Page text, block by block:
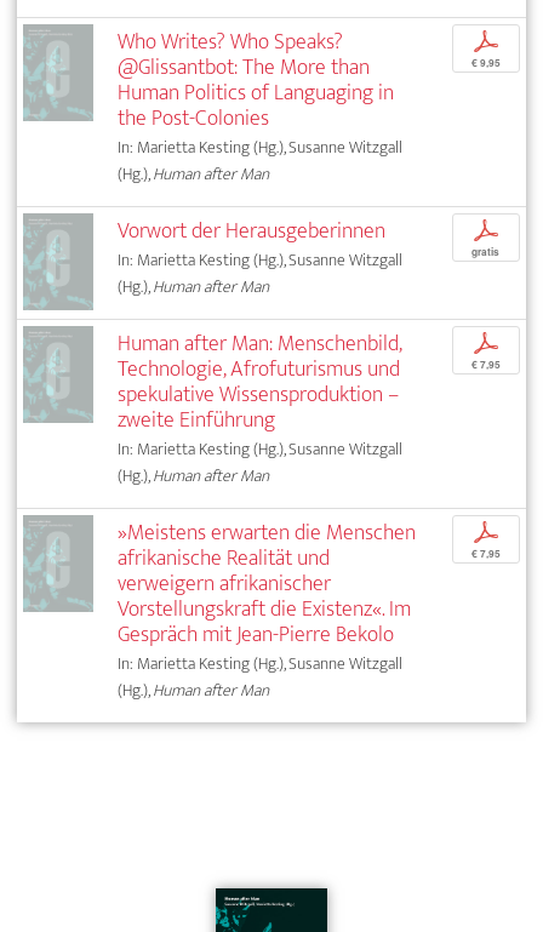
Who Writes? Who Speaks?
@Glissantbot: The More than
Human Politics of Languaging in
the Post-Colonies
In: Marietta Kesting (Hg.), Susanne Witzgall
(Hg.),Human after Man
p
€ 9,95
Vorwort der Herausgeberinnen
In: Marietta Kesting (Hg.), Susanne Witzgall
(Hg.),Human after Man
p
gratis
Human after Man: Menschenbild,
Technologie, Afrofuturismus und
spekulative Wissensproduktion –
zweite Einführung
In: Marietta Kesting (Hg.), Susanne Witzgall
(Hg.),Human after Man
p
€ 7,95
»Meistens erwarten die Menschen
afrikanische Realität und
verweigern afrikanischer
Vorstellungskraft die Existenz«. Im
Gespräch mit Jean-Pierre Bekolo
In: Marietta Kesting (Hg.), Susanne Witzgall
(Hg.),Human after Man
p
€ 7,95